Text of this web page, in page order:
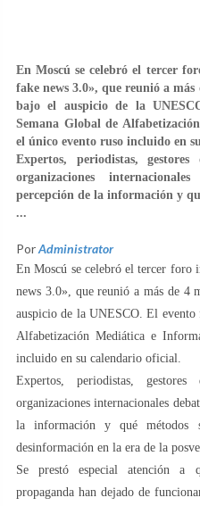
En Moscú se celebró el tercer
fake news 3.0», que reunió a
bajo el auspicio de la
Semana Global de
el único evento ruso incluido en
Expertos, periodistas,
organizaciones
percepción de la información y
...
PorAdministrator
En Moscú se celebró el tercer foro
news 3.0», que reunió a más de 4
auspicio de la UNESCO. El
Alfabetización Mediática e
incluido en su calendario oficial.
Expertos, periodistas,
organizaciones internacionales
la información y qué métodos
desinformación en la era de la
Se prestó especial atención a
propaganda han dejado de